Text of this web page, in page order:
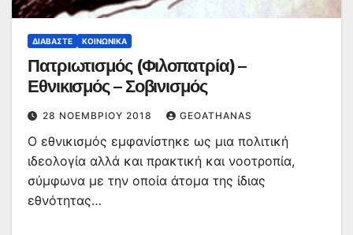
ΔΙΑΒΆΣΤΕ ΚΟΙΝΩΝΙΚΆ
Πατριωτισμός (Φιλοπατρία) –
Εθνικισμός – Σοβινισμός
28 ΝΟΕΜΒΡΊΟΥ 2018 GEOATHANAS
Ο εθνικισμός εμφανίστηκε ως μια πολιτική
ιδεολογία αλλά και πρακτική και νοοτροπία,
σύμφωνα με την οποία άτομα της ίδιας
εθνότητας…